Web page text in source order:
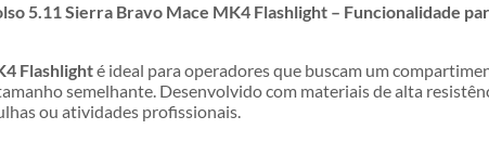
5.11 Sierra Bravo Mace MK4 Flashlight – Funcionalidade
Flashlighté ideal para operadores que buscam um
semelhante. Desenvolvido com materiais de alta
ou atividades profissionais.